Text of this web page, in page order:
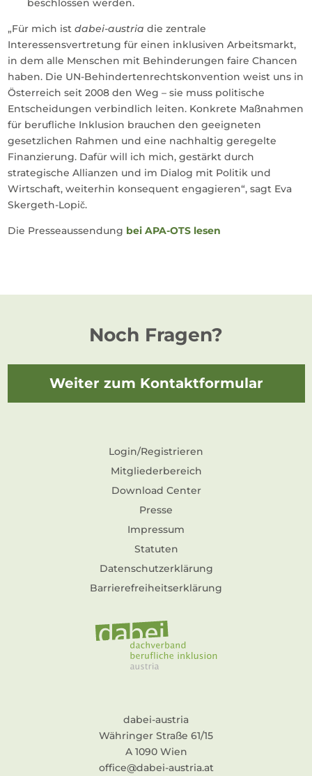
beschlossen werden.
„Für mich ist dabei-austria die zentrale
Interessensvertretung für einen inklusiven Arbeitsmarkt,
in dem alle Menschen mit Behinderungen faire Chancen
haben. Die UN-Behindertenrechtskonvention weist uns in
Österreich seit 2008 den Weg – sie muss politische
Entscheidungen verbindlich leiten. Konkrete Maßnahmen
für berufliche Inklusion brauchen den geeigneten
gesetzlichen Rahmen und eine nachhaltig geregelte
Finanzierung. Dafür will ich mich, gestärkt durch
strategische Allianzen und im Dialog mit Politik und
Wirtschaft, weiterhin konsequent engagieren“, sagt Eva
Skergeth-Lopič.
Die Presseaussendung bei APA-OTS lesen
Noch Fragen?
Weiter zum Kontaktformular
dabei-austria
Währinger Straße 61/15
A 1090 Wien
office@dabei-austria.at
Login/Registrieren
Mitgliederbereich
Download Center
Presse
Impressum
Statuten
Datenschutzerklärung
Barrierefreiheitserklärung